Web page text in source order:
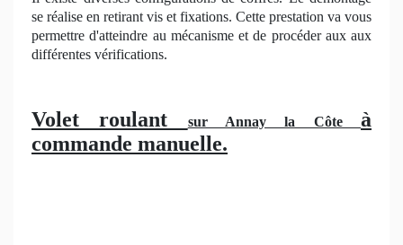
se réalise en retirant vis et fixations. Cette prestation va vous
permettre d'atteindre au mécanisme et de procéder aux aux
différentes vérifications.
Volet roulant sur Annay la Côteà
commande manuelle.